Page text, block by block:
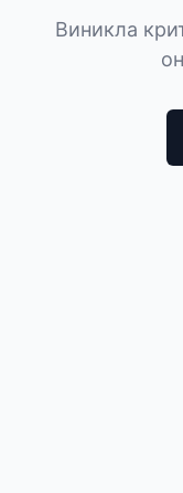
Виникла